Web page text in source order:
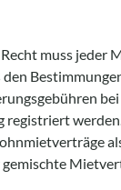
muss jeder
registriert